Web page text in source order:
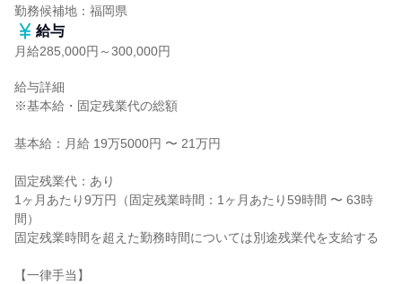
勤務候補地：福岡県
給与
月給285,000円～300,000円
給与詳細
※基本給・固定残業代の総額
基本給：月給 19万5000円 〜 21万円
固定残業代：あり
1ヶ月あたり9万円（固定残業時間：1ヶ月あたり59時間 〜 63時
間）
固定残業時間を超えた勤務時間については別途残業代を支給する
【一律手当】